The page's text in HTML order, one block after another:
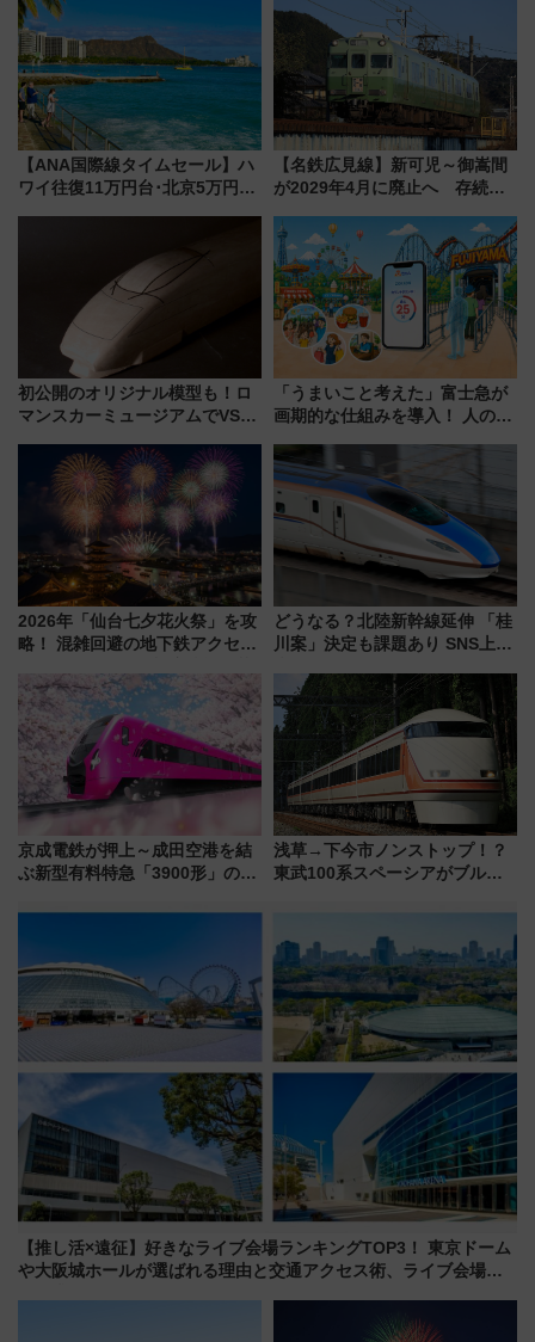
【ANA国際線タイムセール】ハ
ワイ往復11万円台･北京5万円台
ツ路線まとめ（8/10まで）
【名鉄広見線】新可児～御嵩間
が2029年4月に廃止へ 存続協
初公開のオリジナル模型も！ロ
マンスカーミュージアムでVSE
15日スタート
「うまいこと考えた」富士急が
画期的な仕組みを導入！ 人のか
ん」始動
2026年「仙台七夕花火祭」を攻
略！ 混雑回避の地下鉄アクセス
火前に楽しむ仙台観光ルートま
で解説！
どうなる？北陸新幹線延伸 「桂
川案」決定も課題あり SNS上の
京成電鉄が押上～成田空港を結
ぶ新型有料特急「3900形」のコ
募集も実施
浅草→下今市ノンストップ！？
東武100系スペーシアがブルー
ー当時の停車駅」を再現 運転
時刻や特急券の買い方を紹介
【推し活×遠征】好きなライブ会場ランキングTOP3！ 東京ドーム
や大阪城ホールが選ばれる理由と交通アクセス術、ライブ会場に